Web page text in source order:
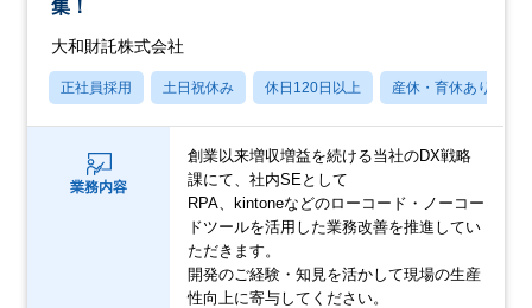
集！
大和財託株式会社
正社員採用 土日祝休み 休日120日以上 産休・育休あり
業務内容
創業以来増収増益を続ける当社のDX戦略
課にて、社内SEとして
RPA、kintoneなどのローコード・ノーコー
ドツールを活用した業務改善を推進してい
ただきます。
開発のご経験・知見を活かして現場の生産
性向上に寄与してください。